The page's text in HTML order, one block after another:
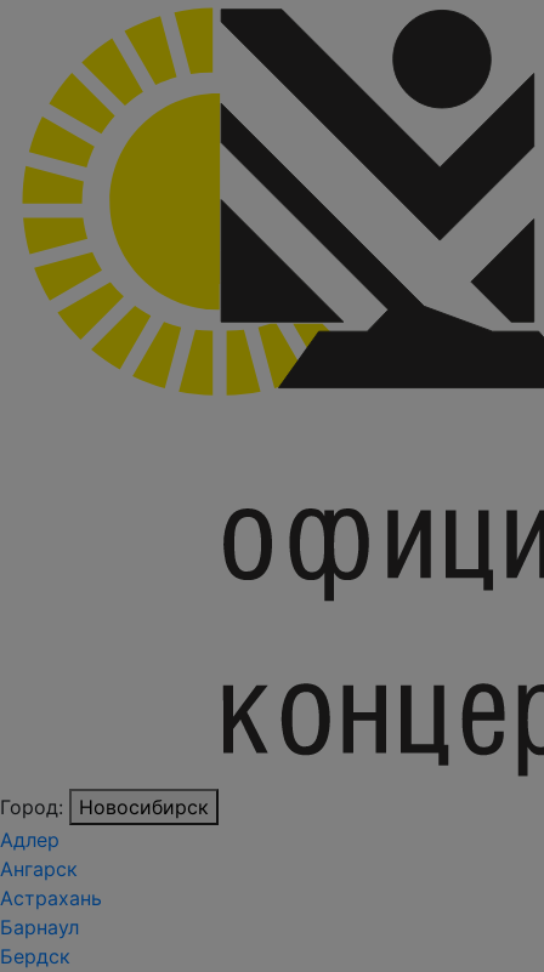
Город:
Новосибирск
Адлер
Ангарск
Астрахань
Барнаул
Бердск